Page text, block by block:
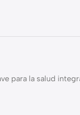
para la salud